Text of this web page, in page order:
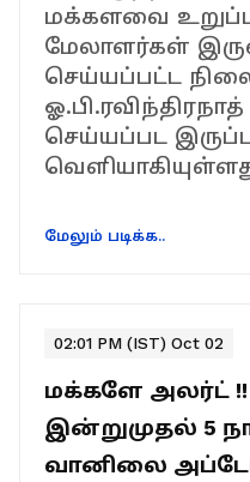
மக்களவை
மேலாளர்கள்
செய்யப்பட்ட
செய்யப்பட
மேலும் படிக்க..
02:01 PM (IST) Oct 02
மக்களே அலர்ட் !!
இன்றுமுதல் 5
வானிலை